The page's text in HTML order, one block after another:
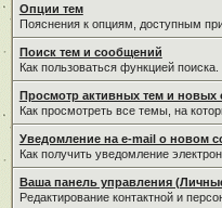
Опции тем
Пояснения к опциям, доступным
Поиск тем и сообщений
Как пользоваться функцией поиска.
Просмотр активных тем и новых
Как просмотреть все темы, на
Уведомление на е-mail о новом
Как получить уведомление
Ваша панель управления
Редактирование контактной и